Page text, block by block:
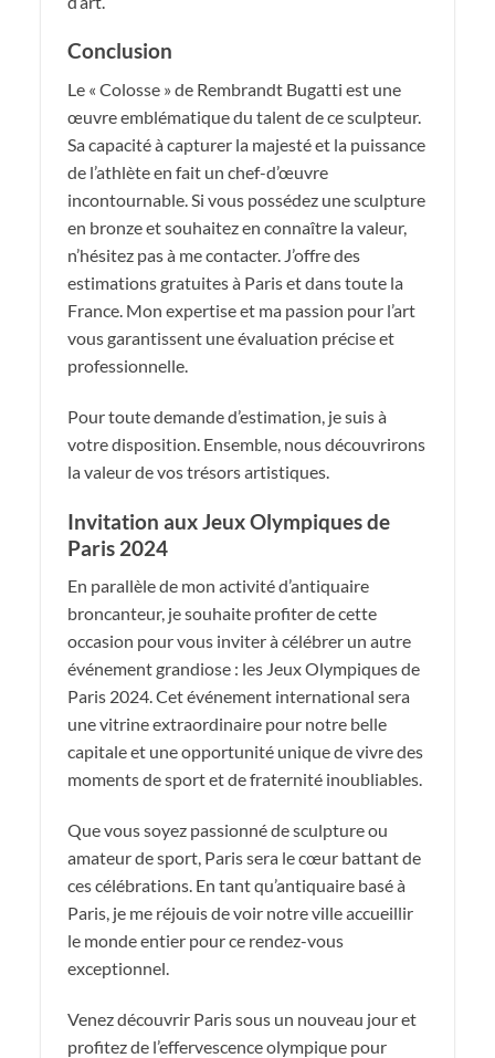
Conclusion
Le « Colosse » de Rembrandt Bugatti est une
œuvre emblématique du talent de ce sculpteur.
Sa capacité à capturer la majesté et la puissance
de l’athlète en fait un chef-d’œuvre
incontournable. Si vous possédez une sculpture
en bronze et souhaitez en connaître la valeur,
n’hésitez pas à me contacter. J’offre des
estimations gratuites à Paris et dans toute la
France. Mon expertise et ma passion pour l’art
vous garantissent une évaluation précise et
professionnelle.
Pour toute demande d’estimation, je suis à
votre disposition. Ensemble, nous découvrirons
la valeur de vos trésors artistiques.
Invitation aux Jeux Olympiques de
Paris 2024
En parallèle de mon activité d’antiquaire
broncanteur, je souhaite profiter de cette
occasion pour vous inviter à célébrer un autre
événement grandiose : les Jeux Olympiques de
Paris 2024. Cet événement international sera
une vitrine extraordinaire pour notre belle
capitale et une opportunité unique de vivre des
moments de sport et de fraternité inoubliables.
Que vous soyez passionné de sculpture ou
amateur de sport, Paris sera le cœur battant de
ces célébrations. En tant qu’antiquaire basé à
Paris, je me réjouis de voir notre ville accueillir
le monde entier pour ce rendez-vous
exceptionnel.
Venez découvrir Paris sous un nouveau jour et
profitez de l’effervescence olympique pour